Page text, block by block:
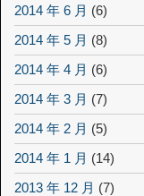
2014 年 6 月 (6)
2014 年 5 月 (8)
2014 年 4 月 (6)
2014 年 3 月 (7)
2014 年 2 月 (5)
2014 年 1 月 (14)
2013 年 12 月 (7)